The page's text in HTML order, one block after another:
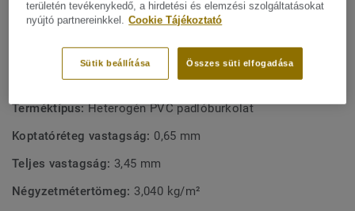
Költséghatékony karbantartás
Hozzájárul a jobb levegőminőséghez
MŰSZAKI ÉS KÖRNYEZETVÉDELMI ELŐÍRÁSOK
Terméktípus:Heterogén PVC padlóburkolat
Koptatóréteg vastagság: 0,65 mm
Teljes vastagság: 3,45 mm
Négyzetmétertömeg: 3,040 kg/m²
területén tevékenykedő, a hirdetési és elemzési szolgáltatásokat
nyújtó partnereinkkel. Cookie Tájékoztató
Összes süti elfogadása
Sütik beállítása